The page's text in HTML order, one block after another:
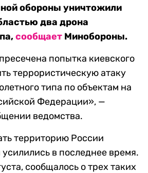
обороны уничтожили
два дрона
сообщает Минобороны.
попытка киевского
террористическую атаку
типа по объектам на
Федерации», —
ведомства.
территорию России
в последнее время.
сообщалось о трех таких